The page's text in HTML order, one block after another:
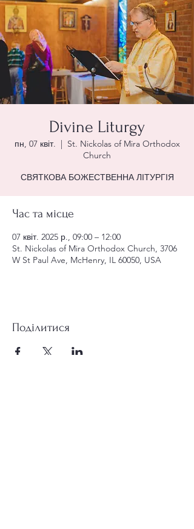
Divine Liturgy
пн, 07 квіт.
  |
St. Nickolas of Mira Orthodox
Church
СВЯТКОВА БОЖЕСТВЕННА ЛІТУРГІЯ
Час та місце
07 квіт. 2025 р., 09:00 – 12:00
St. Nickolas of Mira Orthodox Church, 3706
W St Paul Ave, McHenry, IL 60050, USA
Поділитися